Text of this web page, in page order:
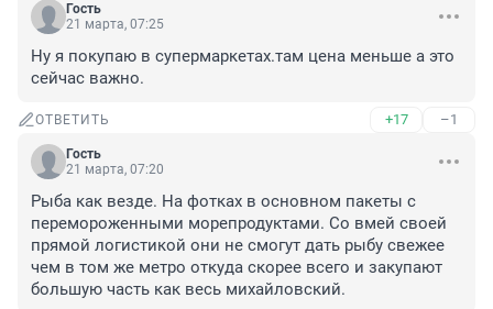
Гость
21 марта, 07:25
Ну я покупаю в супермаркетах.там цена меньше а это
сейчас важно.
ОТВЕТИТЬ +17 –1
Гость
21 марта, 07:20
Рыба как везде. На фотках в основном пакеты с
перемороженными морепродуктами. Со вмей своей
прямой логистикой они не смогут дать рыбу свежее
чем в том же метро откуда скорее всего и закупают
большую часть как весь михайловский.